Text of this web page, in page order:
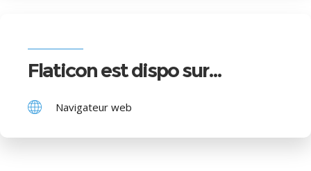
Flaticon est dispo sur…
Navigateur web